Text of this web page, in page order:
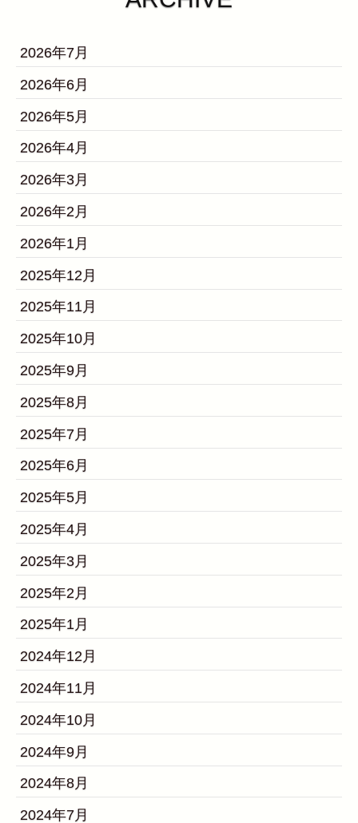
2026年7月
2026年6月
2026年5月
2026年4月
2026年3月
2026年2月
2026年1月
2025年12月
2025年11月
2025年10月
2025年9月
2025年8月
2025年7月
2025年6月
2025年5月
2025年4月
2025年3月
2025年2月
2025年1月
2024年12月
2024年11月
2024年10月
2024年9月
2024年8月
2024年7月